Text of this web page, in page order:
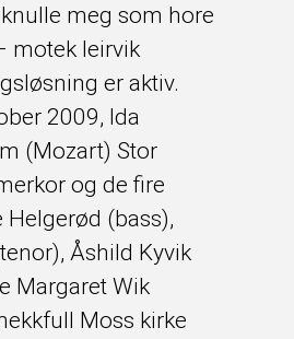
meg som hore
motek leirvik
er aktiv.
2009, Ida
(Mozart) Stor
og de fire
Helgerød (bass),
Åshild Kyvik
Margaret Wik
Moss kirke